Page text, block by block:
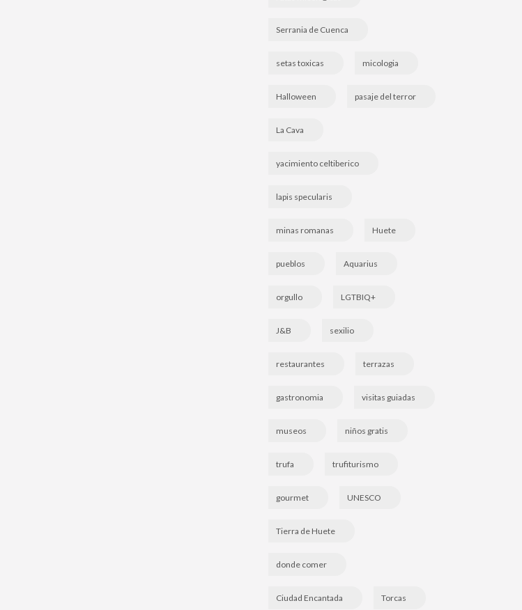
Serrania de Cuenca
setas toxicas micologia
Halloween pasaje del terror
La Cava
yacimiento celtiberico
lapis specularis
minas romanas Huete
pueblos Aquarius
orgullo LGTBIQ+
J&B sexilio
restaurantes terrazas
gastronomia visitas guiadas
museos niños gratis
trufa trufiturismo
gourmet UNESCO
Tierra de Huete
donde comer
Ciudad Encantada Torcas